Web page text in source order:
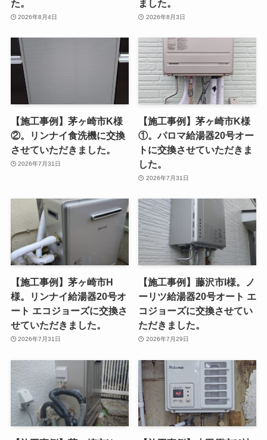
た。
2026年8月4日
ました。
2026年8月3日
【施工事例】茅ヶ崎市K様
②。リンナイ食洗機に交換
させていただきました。
2026年7月31日
【施工事例】茅ヶ崎市K様
①。パロマ給湯器20号オー
トに交換させていただきま
した。
2026年7月31日
【施工事例】茅ヶ崎市H
様。リンナイ給湯器20号オ
ート エコジョーズに交換さ
せていただきました。
2026年7月31日
【施工事例】藤沢市I様。ノ
ーリツ給湯器20号オート エ
コジョーズに交換させてい
ただきました。
2026年7月29日